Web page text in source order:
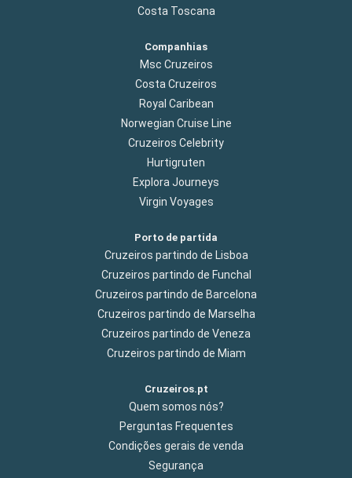
Costa Toscana
Companhias
Msc Cruzeiros
Costa Cruzeiros
Royal Caribean
Norwegian Cruise Line
Cruzeiros Celebrity
Hurtigruten
Explora Journeys
Virgin Voyages
Porto de partida
Cruzeiros partindo de Lisboa
Cruzeiros partindo de Funchal
Cruzeiros partindo de Barcelona
Cruzeiros partindo de Marselha
Cruzeiros partindo de Veneza
Cruzeiros partindo de Miam
Cruzeiros.pt
Quem somos nós?
Perguntas Frequentes
Condições gerais de venda
Segurança